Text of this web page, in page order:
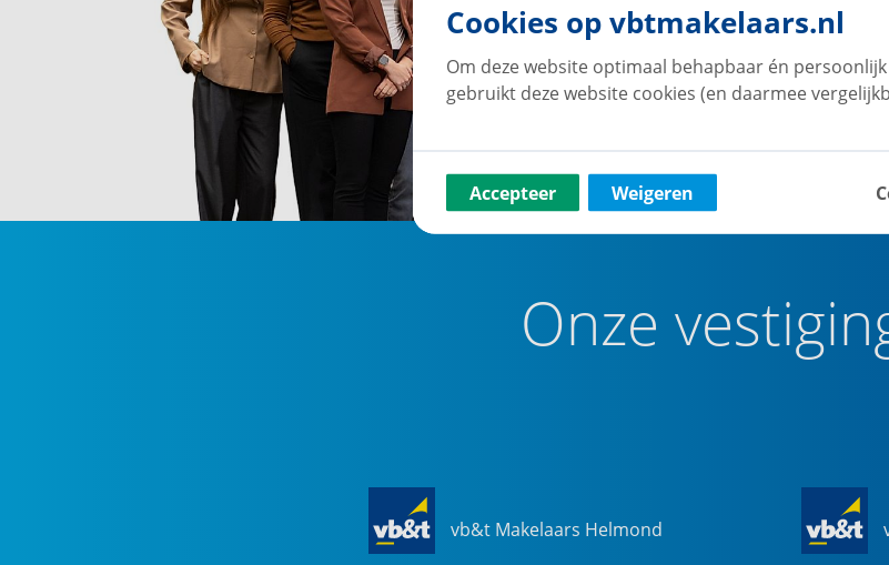
Onze
vb&t Makelaars Helmond
Cookies op vbtmakelaars.nl
Om deze website optimaal behapbaar én
gebruikt deze website cookies (en daarmee
Accepteer Weigeren